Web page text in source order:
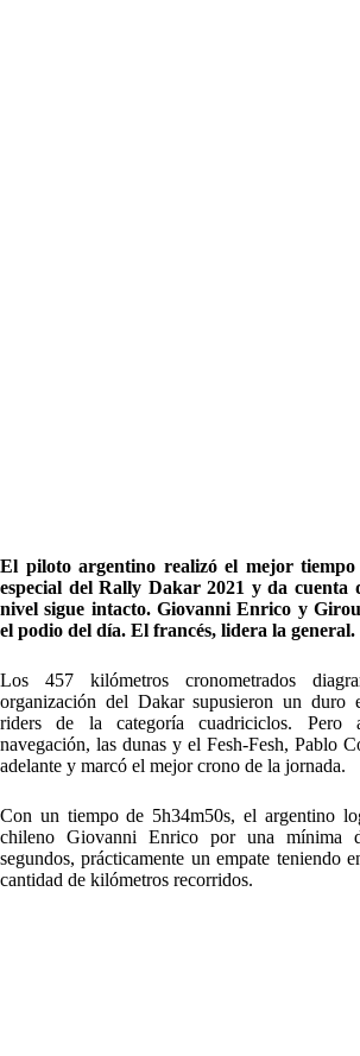
El piloto argentino realizó el mejor tiempo
especial del Rally Dakar 2021 y da cuenta
nivel sigue intacto. Giovanni Enrico y
el podio del día. El francés, lidera la general.
Los 457 kilómetros cronometrados
organización del Dakar supusieron un duro
riders de la categoría cuadriciclos.
navegación, las dunas y el Fesh-Fesh, Pablo
adelante y marcó el mejor crono de la jornada.
Con un tiempo de 5h34m50s, el argentino
chileno Giovanni Enrico por una mínima
segundos, prácticamente un empate teniendo
cantidad de kilómetros recorridos.